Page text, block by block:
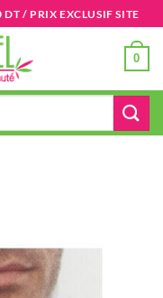
/ PRIX EXCLUSIF SITE
0